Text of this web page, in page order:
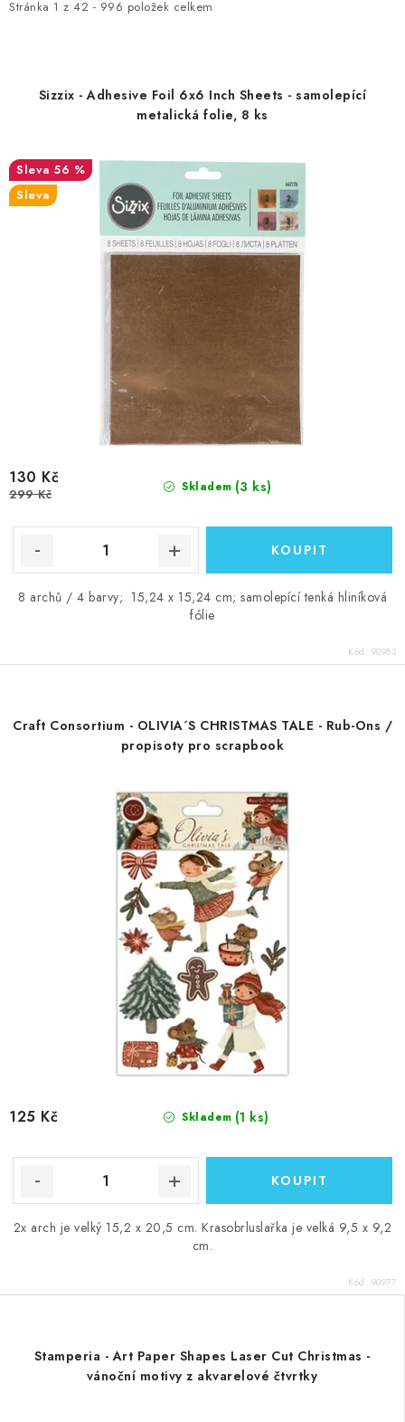
i
u
k
t
Stránka 1 z 42 - 996 položek celkem
e
d
u
k
Sizzix - Adhesive Foil 6x6 Inch Sheets - samolepící
metalická folie, 8 ks
56 %
Sleva
Skladem (3 ks)
130 Kč
299 Kč
8 archů / 4 barvy; 15,24 x 15,24 cm; samolepící tenká hliníková
fólie
Kód: 90983
Craft Consortium - OLIVIA´S CHRISTMAS TALE - Rub-Ons /
propisoty pro scrapbook
Skladem (1 ks)
125 Kč
2x arch je velký 15,2 x 20,5 cm. Krasobrluslařka je velká 9,5 x 9,2
cm.
Kód: 90977
Stamperia - Art Paper Shapes Laser Cut Christmas -
vánoční motivy z akvarelové čtvrtky